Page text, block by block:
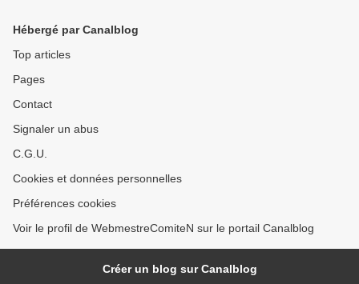
Hébergé par Canalblog
Top articles
Pages
Contact
Signaler un abus
C.G.U.
Cookies et données personnelles
Préférences cookies
Voir le profil de WebmestreComiteN sur le portail Canalblog
Créer un blog sur Canalblog